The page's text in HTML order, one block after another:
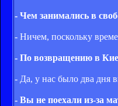
- Чем занимались в
- Ничем, поскольку
- По возвращению в
- Да, у нас было два дня
- Вы не поехали из-за